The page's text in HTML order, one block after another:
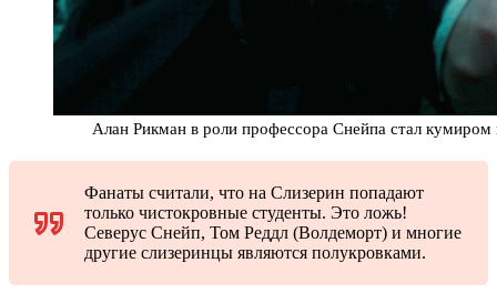
Алан Рикман в роли профессора Снейпа стал
Фанаты считали, что на Слизерин попадают
только чистокровные студенты. Это ложь!
Северус Снейп, Том Реддл (Волдеморт) и многие
другие слизеринцы являются полукровками.